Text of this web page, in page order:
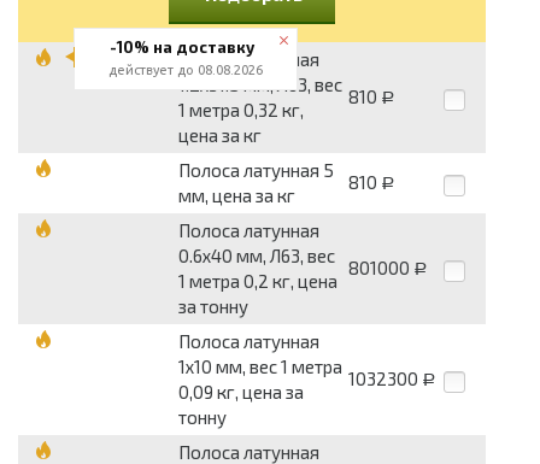
Полоса латунная
1.2х31.5 мм, Л63, вес
1 метра 0,32 кг,
цена за кг
810 Р
Полоса латунная 5
мм, цена за кг
810 Р
Полоса латунная
0.6х40 мм, Л63, вес
1 метра 0,2 кг, цена
за тонну
801000 Р
Полоса латунная
1х10 мм, вес 1 метра
0,09 кг, цена за
тонну
1032300 Р
Полоса латунная
-10% на доставку
действует до 08.08.2026